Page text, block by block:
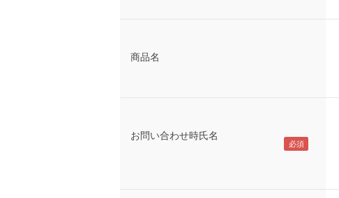
商品名
お問い合わせ時氏名